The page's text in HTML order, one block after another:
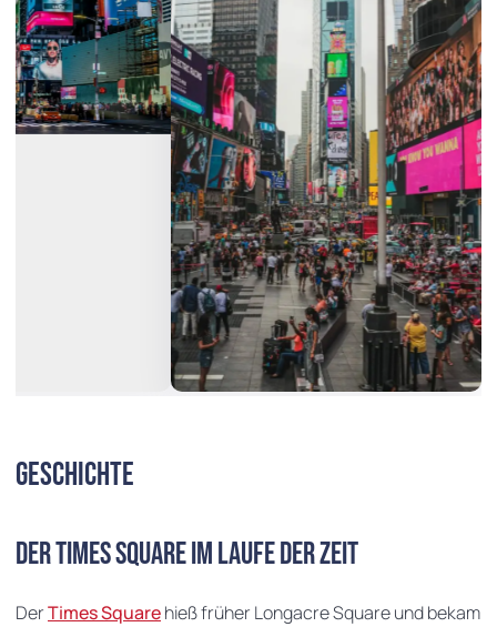
Geschichte
Der Times Square im Laufe der Zeit
DerTimes Squarehieß früher Longacre Square und bekam